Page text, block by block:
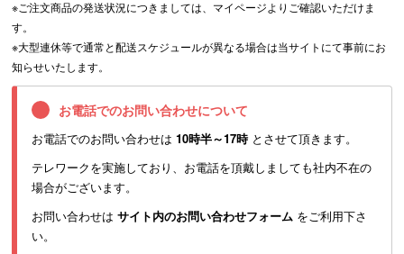
※ご注文商品の発送状況につきましては、マイページよりご確認いただけま
す。
※大型連休等で通常と配送スケジュールが異なる場合は当サイトにて事前にお
知らせいたします。
お電話でのお問い合わせについて
お電話でのお問い合わせは 10時半～17時とさせて頂きます。
テレワークを実施しており、お電話を頂戴しましても社内不在の
場合がございます。
お問い合わせは サイト内のお問い合わせフォーム をご利用下さ
い。